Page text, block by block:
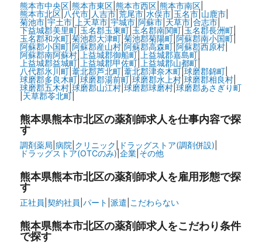
熊本市中央区| 熊本市東区| 熊本市西区| 熊本市南区|
熊本市北区| 八代市| 人吉市| 荒尾市| 水俣市| 玉名市| 山鹿市|
菊池市| 宇土市| 上天草市| 宇城市| 阿蘇市| 天草市| 合志市|
下益城郡美里町| 玉名郡玉東町| 玉名郡南関町| 玉名郡長洲町|
玉名郡和水町| 菊池郡大津町| 菊池郡菊陽町| 阿蘇郡南小国町|
阿蘇郡小国町|阿蘇郡産山村|阿蘇郡高森町|阿蘇郡西原村|
阿蘇郡南阿蘇村| 上益城郡御船町| 上益城郡嘉島町|
上益城郡益城町| 上益城郡甲佐町| 上益城郡山都町|
八代郡氷川町| 葦北郡芦北町| 葦北郡津奈木町| 球磨郡錦町|
球磨郡多良木町| 球磨郡湯前町| 球磨郡水上村|球磨郡相良村|
球磨郡五木村| 球磨郡山江村| 球磨郡球磨村| 球磨郡あさぎり町
天草郡苓北町|
熊本県熊本市北区の薬剤師求人を仕事内容で探
す
調剤薬局 病院 クリニック ドラッグストア(調剤併設)
ドラッグストア(OTCのみ)| 企業| その他
熊本県熊本市北区の薬剤師求人を雇用形態で探
す
正社員 契約社員 パート 派遣 こだわらない
熊本県熊本市北区の薬剤師求人をこだわり条件
で探す